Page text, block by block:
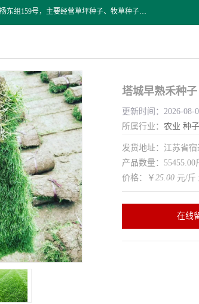
江苏野春种业有限公司是一家种子批发企业，位于沭阳县刘集镇南岗庄村杨东组159号，主要经营草坪种子、牧草种子、花草种子、复绿草种、绿化草籽、护坡草籽、绿肥种子、灌木种子、黑麦草种子、高羊茅种子、早熟禾种子、狗牙根种子、剪股颖种子等。
塔城早熟禾种
更新时间：2026-
所属行业： 农业 种
发货地址：江苏省
产品数量：55455.00
价格：￥ 25.00 元/斤
在线